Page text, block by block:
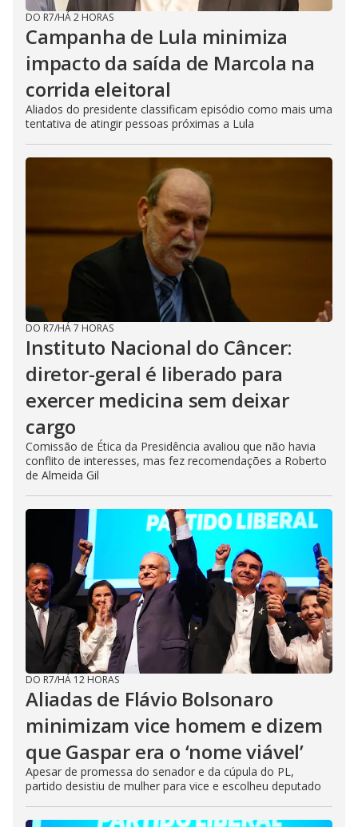
DO R7/HÁ 2 HORAS
Campanha de Lula minimiza
impacto da saída de Marcola na
corrida eleitoral
Aliados do presidente classificam episódio como mais uma
tentativa de atingir pessoas próximas a Lula
DO R7/HÁ 7 HORAS
Instituto Nacional do Câncer:
diretor-geral é liberado para
exercer medicina sem deixar
cargo
Comissão de Ética da Presidência avaliou que não havia
conflito de interesses, mas fez recomendações a Roberto
de Almeida Gil
DO R7/HÁ 12 HORAS
Aliadas de Flávio Bolsonaro
minimizam vice homem e dizem
que Gaspar era o ‘nome viável’
Apesar de promessa do senador e da cúpula do PL,
partido desistiu de mulher para vice e escolheu deputado